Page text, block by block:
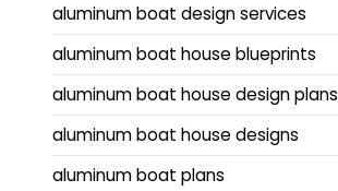
aluminum boat design services
aluminum boat house blueprints
aluminum boat house design plans
aluminum boat house designs
aluminum boat plans